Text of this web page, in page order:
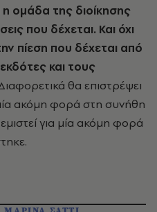
η ομάδα της διοίκησης
που δέχεται. Και όχι
πίεση που δέχεται από
και τους
θα επιστρέψει
ακόμη φορά στη συνήθη
για μία ακόμη φορά